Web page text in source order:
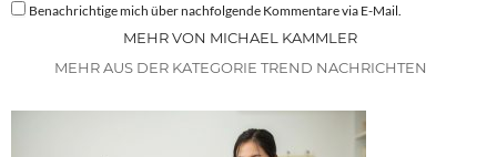
Benachrichtige mich über nachfolgende Kommentare via E-Mail.
MEHR VON MICHAEL KAMMLER
MEHR AUS DER KATEGORIE TREND NACHRICHTEN